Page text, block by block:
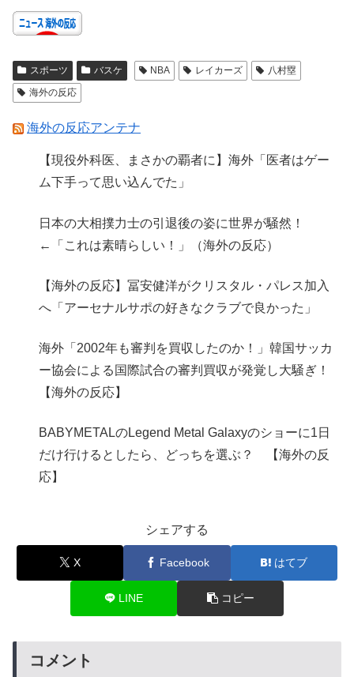
スポーツ バスケ NBA レイカーズ
八村塁
海外の反応
海外の反応アンテナ
【現役外科医、まさかの覇者に】海外「医者はゲー
ム下手って思い込んでた」
日本の大相撲力士の引退後の姿に世界が騒然！
←「これは素晴らしい！」（海外の反応）
【海外の反応】冨安健洋がクリスタル・パレス加入
へ「アーセナルサポの好きなクラブで良かった」
海外「2002年も審判を買収したのか！」韓国サッカ
ー協会による国際試合の審判買収が発覚し大騒ぎ！
【海外の反応】
BABYMETALのLegend Metal Galaxyのショーに1日
だけ行けるとしたら、どっちを選ぶ？ 【海外の反
応】
シェアする
X Facebook はてブ
LINE コピー
コメント